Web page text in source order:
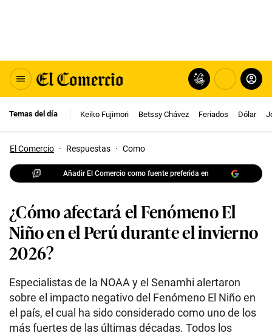
Temas del día Keiko Fujimori Betssy Chávez Feriados Dólar
El Comercio · Respuestas · Como
Añadir El Comercio como fuente preferida en
¿Cómo afectará el Fenómeno El
Niño en el Perú durante el invierno
2026?
Especialistas de la NOAA y el Senamhi alertaron
sobre el impacto negativo del Fenómeno El Niño en
el país, el cual ha sido considerado como uno de los
más fuertes de las últimas décadas. Todos los